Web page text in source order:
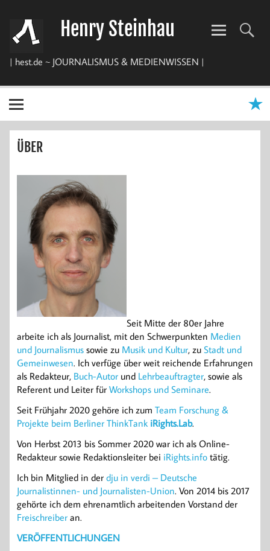
springen
Henry Steinhau
| hest.de ~ JOURNALISMUS & MEDIENWISSEN |
ÜBER
Seit Mitte der 80er Jahre
arbeite ich als Journalist, mit den Schwerpunkten Medien
und Journalismus sowie zu Musik und Kultur, zu Stadt und
Gemeinwesen. Ich verfüge über weit reichende Erfahrungen
als Redakteur, Buch-Autor und Lehrbeauftragter, sowie als
Referent und Leiter für Workshops und Seminare.
Seit Frühjahr 2020 gehöre ich zum Team Forschung &
Projekte beim Berliner ThinkTank iRights.Lab.
Von Herbst 2013 bis Sommer 2020 war ich als Online-
Redakteur sowie Redaktionsleiter bei iRights.info tätig.
Ich bin Mitglied in der dju in verdi – Deutsche
Journalistinnen- und Journalisten-Union. Von 2014 bis 2017
gehörte ich dem ehrenamtlich arbeitenden Vorstand der
Freischreiber an.
VERÖFFENTLICHUNGEN